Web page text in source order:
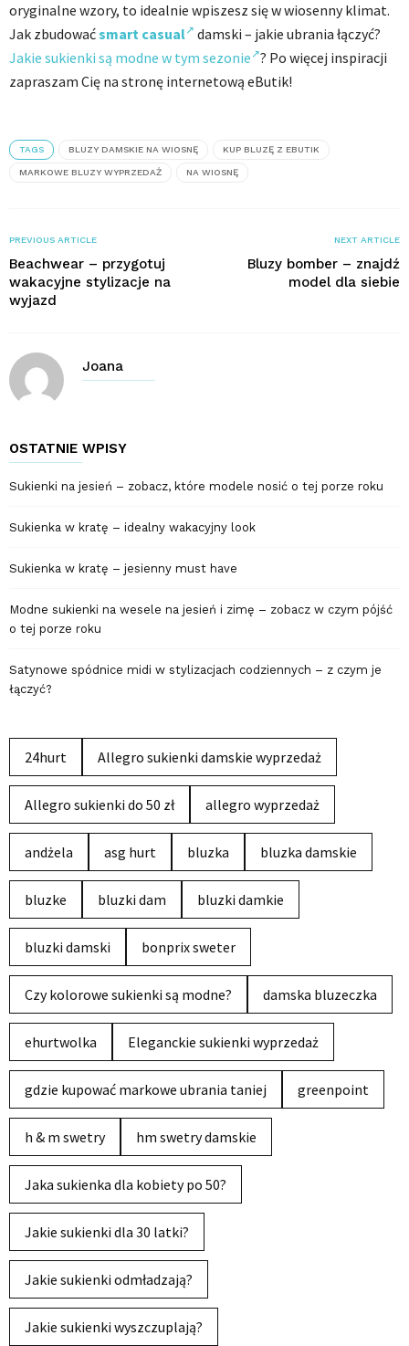
oryginalne wzory, to idealnie wpiszesz się w wiosenny klimat.
Jak zbudowaćsmart casual
damski – jakie ubrania łączyć?
Jakie sukienki są modne w tym sezonie ? Po więcej inspiracji
zapraszam Cię na stronę internetową eButik!
TAGS BLUZY DAMSKIE NA WIOSNĘ KUP BLUZĘ Z EBUTIK
MARKOWE BLUZY WYPRZEDAŻ NA WIOSNĘ
PREVIOUS ARTICLE
Beachwear – przygotuj
wakacyjne stylizacje na
wyjazd
NEXT ARTICLE
Bluzy bomber – znajdź
model dla siebie
Joana
OSTATNIE WPISY
Sukienki na jesień – zobacz, które modele nosić o tej porze roku
Sukienka w kratę – idealny wakacyjny look
Sukienka w kratę – jesienny must have
Modne sukienki na wesele na jesień i zimę – zobacz w czym pójść
o tej porze roku
Satynowe spódnice midi w stylizacjach codziennych – z czym je
łączyć?
24hurt Allegro sukienki damskie wyprzedaż
Allegro sukienki do 50 zł allegro wyprzedaż
andżela asg hurt bluzka bluzka damskie
bluzke bluzki dam bluzki damkie
bluzki damski bonprix sweter
Czy kolorowe sukienki są modne? damska bluzeczka
ehurtwolka Eleganckie sukienki wyprzedaż
gdzie kupować markowe ubrania taniej greenpoint
h & m swetry hm swetry damskie
Jaka sukienka dla kobiety po 50?
Jakie sukienki dla 30 latki?
Jakie sukienki odmładzają?
Jakie sukienki wyszczuplają?